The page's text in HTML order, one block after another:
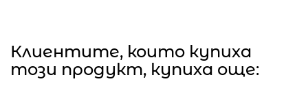
Клиентите, които купиха
този продукт, купиха още: